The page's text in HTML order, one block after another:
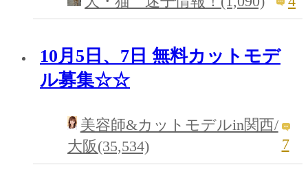
10月5日、7日 無料カットモデ
ル募集☆☆
美容師&カットモデルin関西/
大阪(35,534)
7